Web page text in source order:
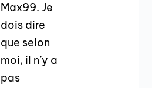
Max99. Je
dois dire
que selon
moi, il n’y a
pas